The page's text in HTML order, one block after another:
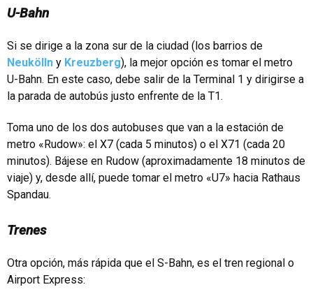
U-Bahn
Si se dirige a la zona sur de la ciudad (los barrios de
Neukölln y Kreuzberg), la mejor opción es tomar el metro
U-Bahn. En este caso, debe salir de la Terminal 1 y dirigirse a
la parada de autobús justo enfrente de la T1.
Toma uno de los dos autobuses que van a la estación de
metro «Rudow»: el X7 (cada 5 minutos) o el X71 (cada 20
minutos). Bájese en Rudow (aproximadamente 18 minutos de
viaje) y, desde allí, puede tomar el metro «U7» hacia Rathaus
Spandau.
Trenes
Otra opción, más rápida que el S-Bahn, es el tren regional o
Airport Express: